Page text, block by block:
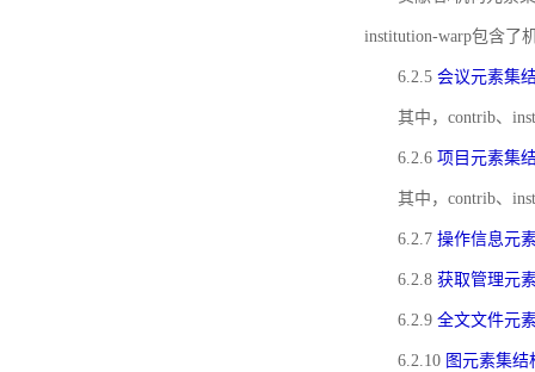
institution-warp包含了
6.2.5 会议元素集
其中，contrib、
6.2.6 项目元素集
其中，contrib、
6.2.7 操作信息元
6.2.8 获取管理元
6.2.9 全文文件元
6.2.10 图元素集结